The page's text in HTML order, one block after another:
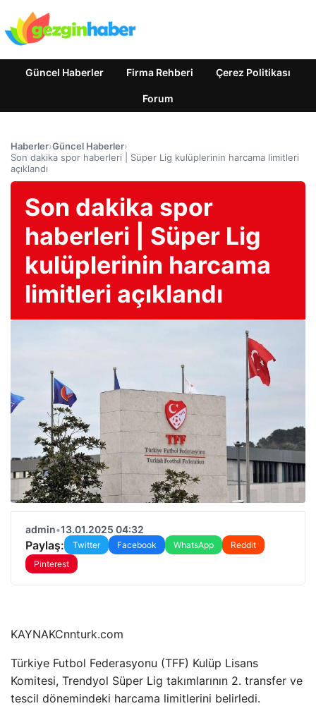
Güncel Haberler Firma Rehberi Çerez Politikası
Forum
Haberler›Güncel Haberler›
Son dakika spor haberleri | Süper Lig kulüplerinin harcama limitleri
açıklandı
Son dakika spor
haberleri | Süper Lig
kulüplerinin harcama
limitleri açıklandı
admin•13.01.2025 04:32
Paylaş: Twitter Facebook WhatsApp
Reddit
Pinterest
KAYNAKCnnturk.com
Türkiye Futbol Federasyonu (TFF) Kulüp Lisans
Komitesi, Trendyol Süper Lig takımlarının 2. transfer ve
tescil dönemindeki harcama limitlerini belirledi.